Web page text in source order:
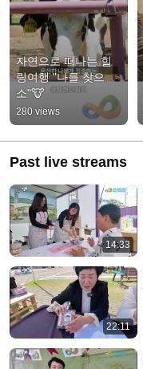
자연으로 떠나는 힐
링여행 "나를 찾으
소"🐮
280 views
Past live streams
14:33
22:11